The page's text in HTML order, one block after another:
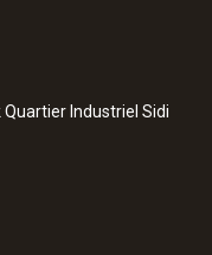
Industriel Sidi